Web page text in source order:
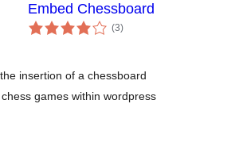
Embed Chessboard
(3કુલ
રેટિંગ્સ
)
insertion of a chessboard
games within wordpress